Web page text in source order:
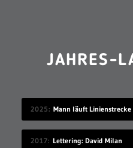
JAHRES-
2025
2017 Lettering: David Milan